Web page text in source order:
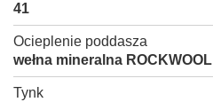
41
Ocieplenie poddasza
wełna mineralna ROCKWOOL
Tynk